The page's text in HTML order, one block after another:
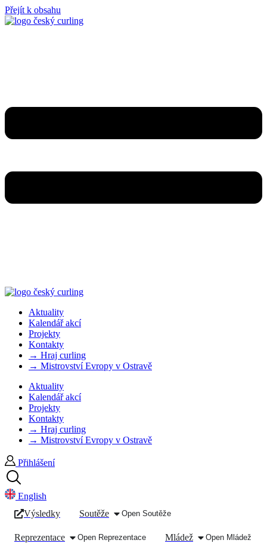
Přejít k obsahu
Aktuality
Kalendář akcí
Projekty
Kontakty
→ Hraj curling
→ Mistrovství Evropy v Ostravě
Aktuality
Kalendář akcí
Projekty
Kontakty
→ Hraj curling
→ Mistrovství Evropy v Ostravě
Přihlášení
English
Výsledky
Soutěže Open Soutěže
Reprezentace Open Reprezentace Mládež Open Mládež